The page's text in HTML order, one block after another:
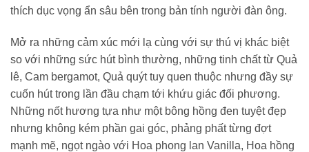
thích dục vọng ẩn sâu bên trong bản tính người đàn ông.
Mở ra những cảm xúc mới lạ cùng với sự thú vị khác biệt
so với những sức hút bình thường, những tinh chất từ Quả
lê, Cam bergamot, Quả quýt tuy quen thuộc nhưng đầy sự
cuốn hút trong lần đầu chạm tới khứu giác đối phương.
Những nốt hương tựa như một bông hồng đen tuyệt đẹp
nhưng không kém phần gai góc, phảng phất từng đợt
mạnh mẽ, ngọt ngào với Hoa phong lan Vanilla, Hoa hồng